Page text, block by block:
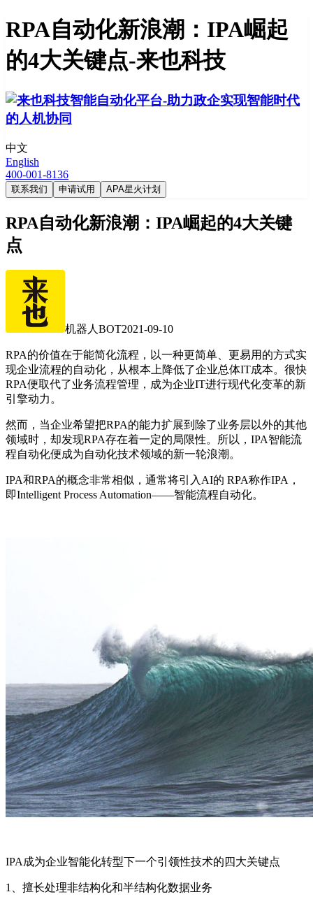
RPA自动化新浪潮：IPA崛起
的4大关键点-来也科技
中文
English
400-001-8136
联系我们 申请试用 APA星火计划
RPA自动化新浪潮：IPA崛起的4大关键
点
机器人BOT2021-09-10
RPA的价值在于能简化流程，以一种更简单、更易用的方式实
现企业流程的自动化，从根本上降低了企业总体IT成本。很快
RPA便取代了业务流程管理，成为企业IT进行现代化变革的新
引擎动力。
然而，当企业希望把RPA的能力扩展到除了业务层以外的其他
领域时，却发现RPA存在着一定的局限性。所以，IPA智能流
程自动化便成为自动化技术领域的新一轮浪潮。
IPA和RPA的概念非常相似，通常将引入AI的 RPA称作IPA，
即Intelligent Process Automation——智能流程自动化。
IPA成为企业智能化转型下一个引领性技术的四大关键点
1、擅长处理非结构化和半结构化数据业务